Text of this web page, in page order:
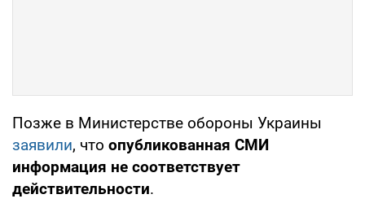
Позже в Министерстве обороны Украины
заявили, что опубликованная СМИ
информация не соответствует
действительности.